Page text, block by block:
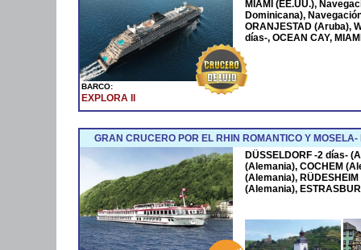
BARCO:
EXPLORA II
MIAMI (EE.UU.),
Dominicana),
ORANJESTAD (Aruba),
días-, OCEAN CAY,
GRAN CRUCERO POR EL RHIN ROMANTICO Y
DÜSSELDORF -2 días-
(Alemania), COCHEM
(Alemania),
(Alemania),